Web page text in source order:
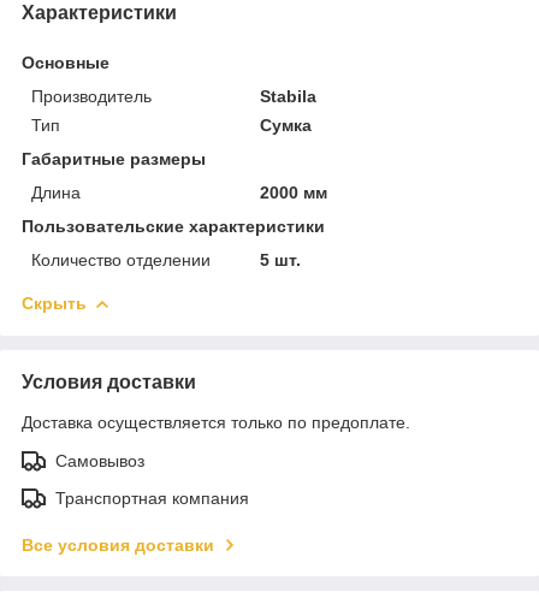
Характеристики
Основные
Производитель
Stabila
Тип
Сумка
Габаритные размеры
Длина
2000 мм
Пользовательские характеристики
Количество отделении
5 шт.
Скрыть
Условия доставки
Доставка осуществляется только по предоплате.
Самовывоз
Транспортная компания
Все условия доставки